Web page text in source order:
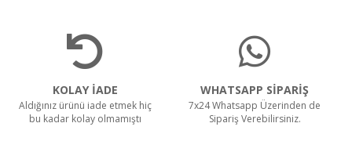
KOLAY İADE
Aldığınız ürünü iade etmek hiç
bu kadar kolay olmamıştı
WHATSAPP SİPARİŞ
7x24 Whatsapp Üzerinden de
Sipariş Verebilirsiniz.